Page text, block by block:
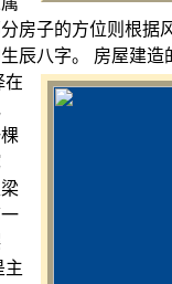
房子的方位则根据
辰八字。 房屋建
在
主